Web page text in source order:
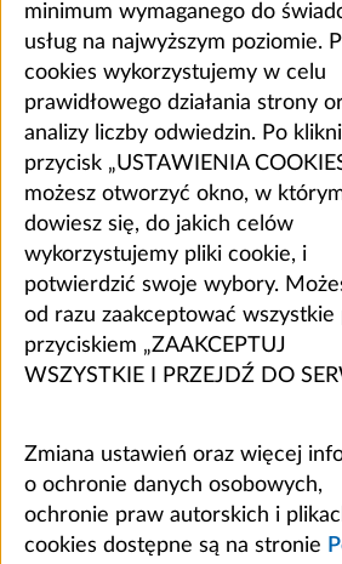
minimum wymaganego do
usług na najwyższym poziomie.
cookies wykorzystujemy w celu
prawidłowego działania strony
analizy liczby odwiedzin. Po
przycisk „USTAWIENIA
możesz otworzyć okno, w
dowiesz się, do jakich celów
wykorzystujemy pliki cookie, i
potwierdzić swoje wybory.
od razu zaakceptować wszystkie
przyciskiem „ZAAKCEPTUJ
WSZYSTKIE I PRZEJDŹ DO
Zmiana ustawień oraz więcej
o ochronie danych osobowych,
ochronie praw autorskich i
cookies dostępne są na stronie